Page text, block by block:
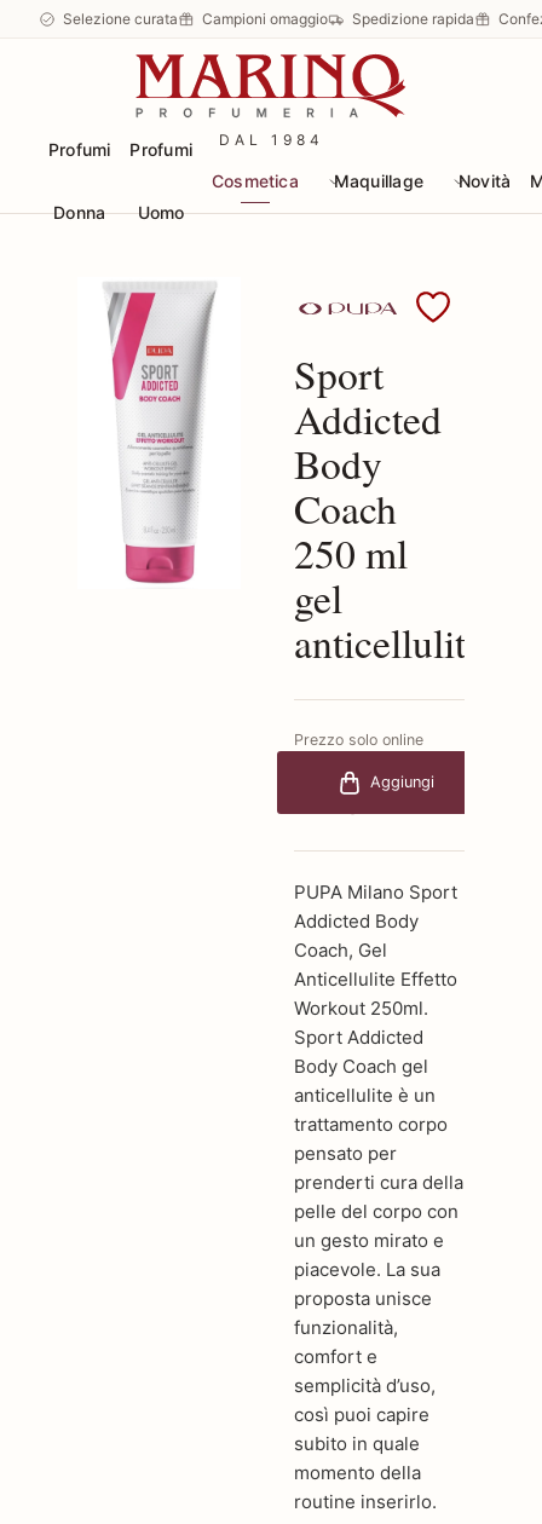
Selezione curata Campioni omaggio Spedizione rapida
DAL 1984
Profumi
Donna
Profumi
Uomo
Cosmetica Maquillage Novità
Scopri i prodotti Pupa
Sport
Addicted
Body
Coach
250 ml
gel
anticellulite
Prezzo solo online
€23,40Aggiungi
PUPA Milano Sport
Addicted Body
Coach, Gel
Anticellulite Effetto
Workout 250ml.
Sport Addicted
Body Coach gel
anticellulite è un
trattamento corpo
pensato per
prenderti cura della
pelle del corpo con
un gesto mirato e
piacevole. La sua
proposta unisce
funzionalità,
comfort e
semplicità d’uso,
così puoi capire
subito in quale
momento della
routine inserirlo.